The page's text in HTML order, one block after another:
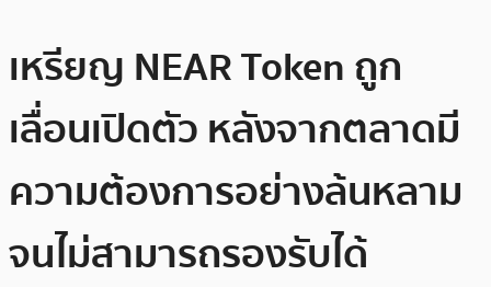
เหรียญ NEAR Token ถูก
เลื่อนเปิดตัว หลังจากตลาดมี
ความต้องการอย่างล้นหลาม
จนไม่สามารถรองรับได้